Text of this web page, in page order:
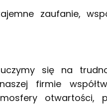
zaufanie,
się na
firmie
otwartości,